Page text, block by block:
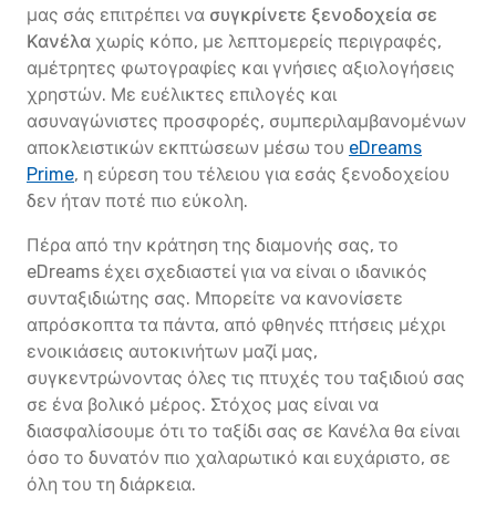
μας σάς επιτρέπει να συγκρίνετε ξενοδοχεία σε
Κανέλα χωρίς κόπο, με λεπτομερείς περιγραφές,
αμέτρητες φωτογραφίες και γνήσιες αξιολογήσεις
χρηστών. Με ευέλικτες επιλογές και
ασυναγώνιστες προσφορές, συμπεριλαμβανομένων
αποκλειστικών εκπτώσεων μέσω του eDreams
Prime, η εύρεση του τέλειου για εσάς ξενοδοχείου
δεν ήταν ποτέ πιο εύκολη.
Πέρα από την κράτηση της διαμονής σας, το
eDreams έχει σχεδιαστεί για να είναι ο ιδανικός
συνταξιδιώτης σας. Μπορείτε να κανονίσετε
απρόσκοπτα τα πάντα, από φθηνές πτήσεις μέχρι
ενοικιάσεις αυτοκινήτων μαζί μας,
συγκεντρώνοντας όλες τις πτυχές του ταξιδιού σας
σε ένα βολικό μέρος. Στόχος μας είναι να
διασφαλίσουμε ότι το ταξίδι σας σε Κανέλα θα είναι
όσο το δυνατόν πιο χαλαρωτικό και ευχάριστο, σε
όλη του τη διάρκεια.